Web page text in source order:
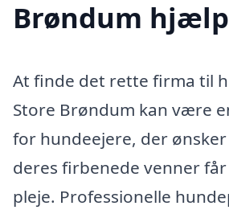
Brøndum
At finde det rette firma til
Store Brøndum kan være
for hundeejere, der
deres firbenede venner
pleje. Professionelle